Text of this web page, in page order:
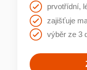
prvotřídní,
zajišťuje
výběr ze 3